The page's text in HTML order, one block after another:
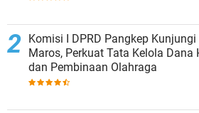
Komisi I DPRD Pangkep Kunjungi
Maros, Perkuat Tata Kelola Dana
dan Pembinaan Olahraga